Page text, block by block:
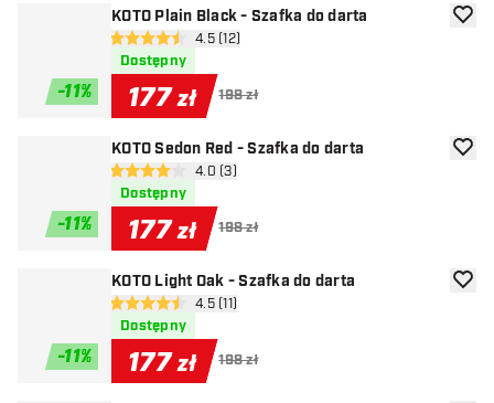
-11%
KOTO Plain Black - Szafka do darta
otwórz panel recenzji
4.5 gwiazdki oceny
4.5 (12)
Dostępny
177 zł 198 zł
-11%
KOTO Sedon Red - Szafka do darta
otwórz panel recenzji
4 gwiazdki oceny4.0 (3)
Dostępny
177 zł 198 zł
-11%
KOTO Light Oak - Szafka do darta
otwórz panel recenzji
4.5 gwiazdki oceny
4.5 (11)
Dostępny
177 zł 198 zł